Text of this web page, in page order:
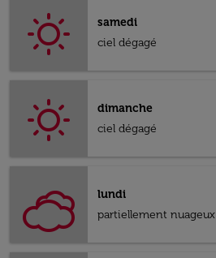
samedi
ciel dégagé
dimanche
ciel dégagé
lundi
partiellement nuageux